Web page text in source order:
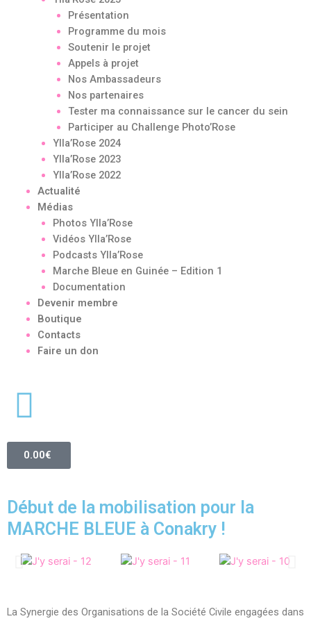
Présentation
Programme du mois
Soutenir le projet
Appels à projet
Nos Ambassadeurs
Nos partenaires
Tester ma connaissance sur le cancer du sein
Participer au Challenge Photo’Rose
Ylla’Rose 2024
Ylla’Rose 2023
Ylla’Rose 2022
Actualité
Médias
Photos Ylla’Rose
Vidéos Ylla’Rose
Podcasts Ylla’Rose
Marche Bleue en Guinée – Edition 1
Documentation
Devenir membre
Boutique
Contacts
Faire un don
0.00€
Début de la mobilisation pour la
MARCHE BLEUE à Conakry !
La Synergie des Organisations de la Société Civile engagées dans